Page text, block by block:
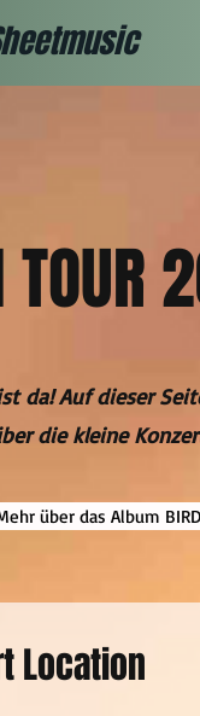
ist da! Auf dieser
die kleine
über das Album
Location